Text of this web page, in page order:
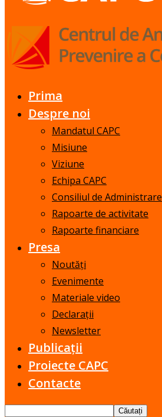
Prima
Despre noi
Mandatul CAPC
Misiune
Viziune
Echipa CAPC
Consiliul de Administrare
Rapoarte de activitate
Rapoarte financiare
Presa
Noutăți
Evenimente
Materiale video
Declarații
Newsletter
Publicații
Proiecte CAPC
Contacte